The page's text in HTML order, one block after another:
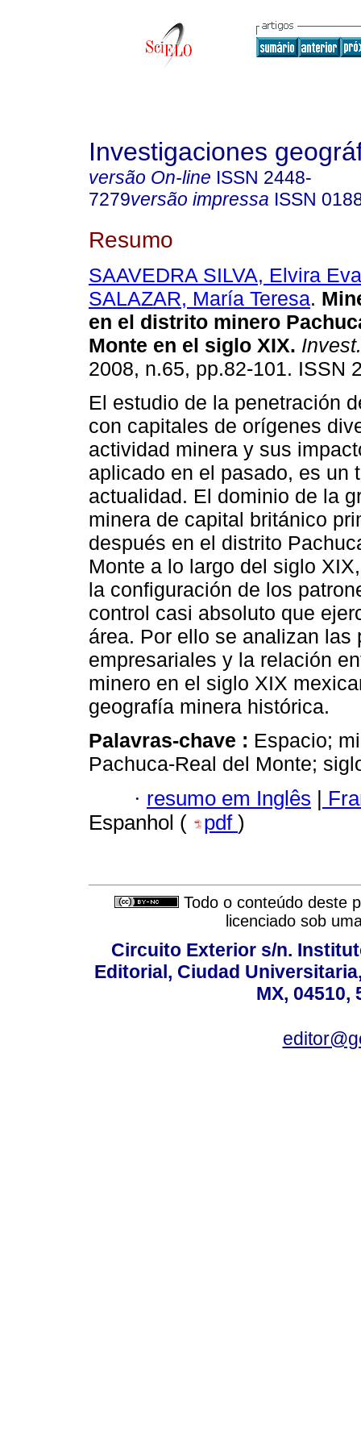
Investigaciones
versão On-line ISSN 2448-
7279versão impressa ISSN
Resumo
SAAVEDRA SILVA, Elvira Eva
SALAZAR, María Teresa.
en el distrito minero
Monte en el siglo XIX.
2008, n.65, pp.82-101. ISSN
El estudio de la penetración
con capitales de orígenes
actividad minera y sus
aplicado en el pasado, es un
actualidad. El dominio de la
minera de capital británico
después en el distrito
Monte a lo largo del siglo
la configuración de los
control casi absoluto que
área. Por ello se analizan
empresariales y la relación
minero en el siglo XIX
geografía minera histórica.
Palavras-chave : Espacio;
Pachuca-Real del Monte;
· resumo em Inglês |
Espanhol (
pdf )
Todo o conteúdo deste
licenciado sob
Circuito Exterior s/n.
Editorial, Ciudad
MX, 04510,